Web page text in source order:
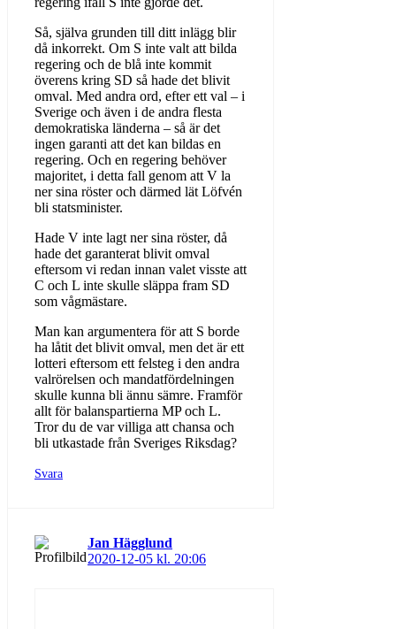
Så, själva grunden till ditt inlägg blir
då inkorrekt. Om S inte valt att bilda
regering och de blå inte kommit
överens kring SD så hade det blivit
omval. Med andra ord, efter ett val – i
Sverige och även i de andra flesta
demokratiska länderna – så är det
ingen garanti att det kan bildas en
regering. Och en regering behöver
majoritet, i detta fall genom att V la
ner sina röster och därmed lät Löfvén
bli statsminister.
Hade V inte lagt ner sina röster, då
hade det garanterat blivit omval
eftersom vi redan innan valet visste att
C och L inte skulle släppa fram SD
som vågmästare.
Man kan argumentera för att S borde
ha låtit det blivit omval, men det är ett
lotteri eftersom ett felsteg i den andra
valrörelsen och mandatfördelningen
skulle kunna bli ännu sämre. Framför
allt för balanspartierna MP och L.
Tror du de var villiga att chansa och
bli utkastade från Sveriges Riksdag?
Svara
Jan Hägglund
2020-12-05 kl. 20:06